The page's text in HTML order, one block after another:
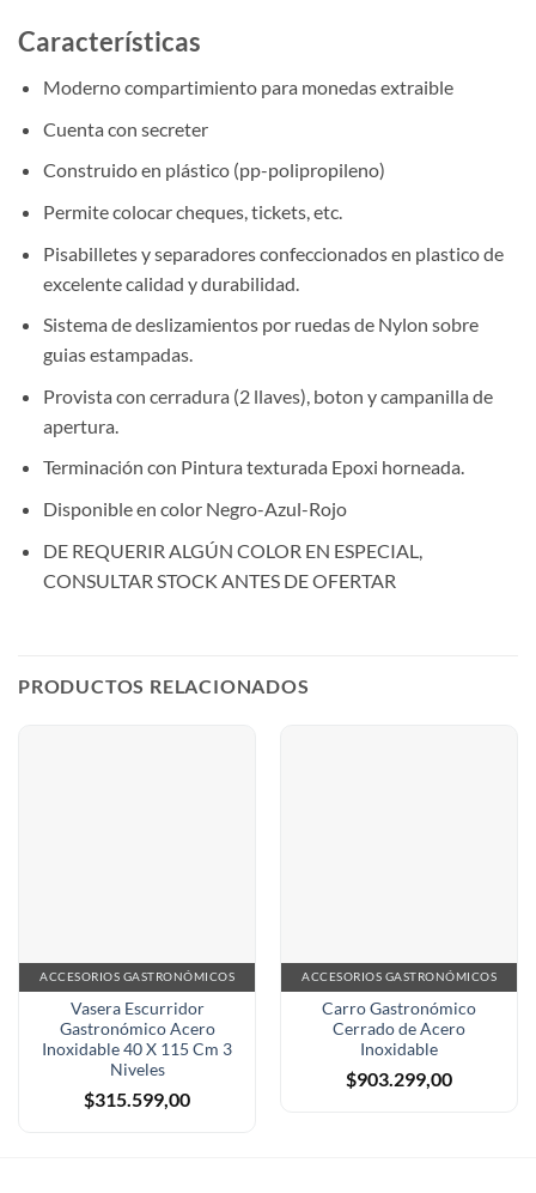
Características
Moderno compartimiento para monedas extraible
Cuenta con secreter
Construido en plástico (pp-polipropileno)
Permite colocar cheques, tickets, etc.
Pisabilletes y separadores confeccionados en plastico de
excelente calidad y durabilidad.
Sistema de deslizamientos por ruedas de Nylon sobre
guias estampadas.
Provista con cerradura (2 llaves), boton y campanilla de
apertura.
Terminación con Pintura texturada Epoxi horneada.
Disponible en color Negro-Azul-Rojo
DE REQUERIR ALGÚN COLOR EN ESPECIAL,
CONSULTAR STOCK ANTES DE OFERTAR
PRODUCTOS RELACIONADOS
ACCESORIOS GASTRONÓMICOS
Vasera Escurridor
Gastronómico Acero
Inoxidable 40 X 115 Cm 3
Niveles
$315.599,00
ACCESORIOS GASTRONÓMICOS
Carro Gastronómico
Cerrado de Acero
Inoxidable
$903.299,00